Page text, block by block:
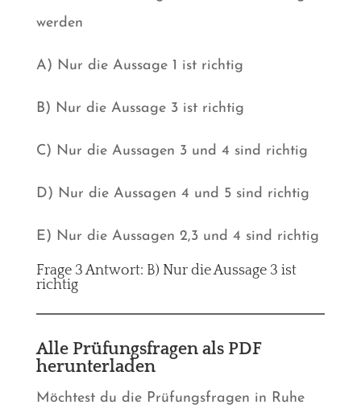
werden
A) Nur die Aussage 1 ist richtig
B) Nur die Aussage 3 ist richtig
C) Nur die Aussagen 3 und 4 sind richtig
D) Nur die Aussagen 4 und 5 sind richtig
E) Nur die Aussagen 2,3 und 4 sind richtig
Frage 3 Antwort: B) Nur die Aussage 3 ist
richtig
Alle Prüfungsfragen als PDF
herunterladen
Möchtest du die Prüfungsfragen in Ruhe